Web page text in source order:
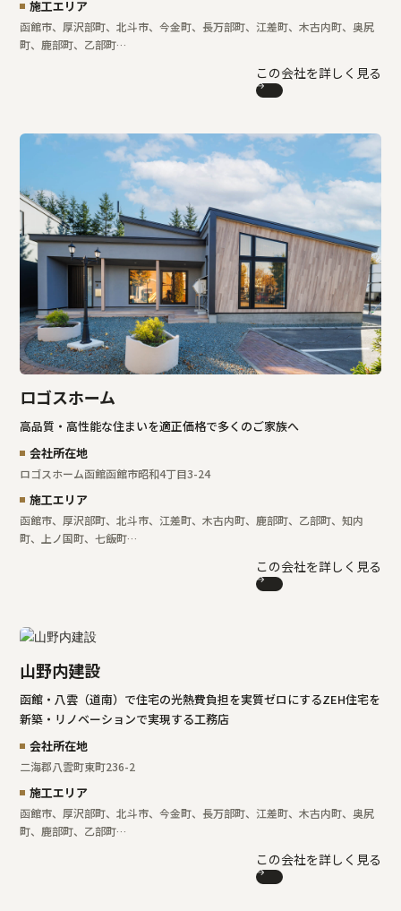
施工エリア
函館市、厚沢部町、北斗市、今金町、長万部町、江差町、木古内町、奥尻
町、鹿部町、乙部町…
この会社を詳しく見る
ロゴスホーム
高品質・高性能な住まいを適正価格で多くのご家族へ
会社所在地
ロゴスホーム函館函館市昭和4丁目3-24
施工エリア
函館市、厚沢部町、北斗市、江差町、木古内町、鹿部町、乙部町、知内
町、上ノ国町、七飯町…
この会社を詳しく見る
山野内建設
函館・八雲（道南）で住宅の光熱費負担を実質ゼロにするZEH住宅を
新築・リノベーションで実現する工務店
会社所在地
二海郡八雲町東町236-2
施工エリア
函館市、厚沢部町、北斗市、今金町、長万部町、江差町、木古内町、奥尻
町、鹿部町、乙部町…
この会社を詳しく見る